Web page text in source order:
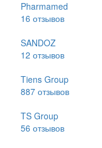
Pharmamed
16 отзывов
SANDOZ
12 отзывов
Tiens Group
887отзывов
TS Group
56 отзывов